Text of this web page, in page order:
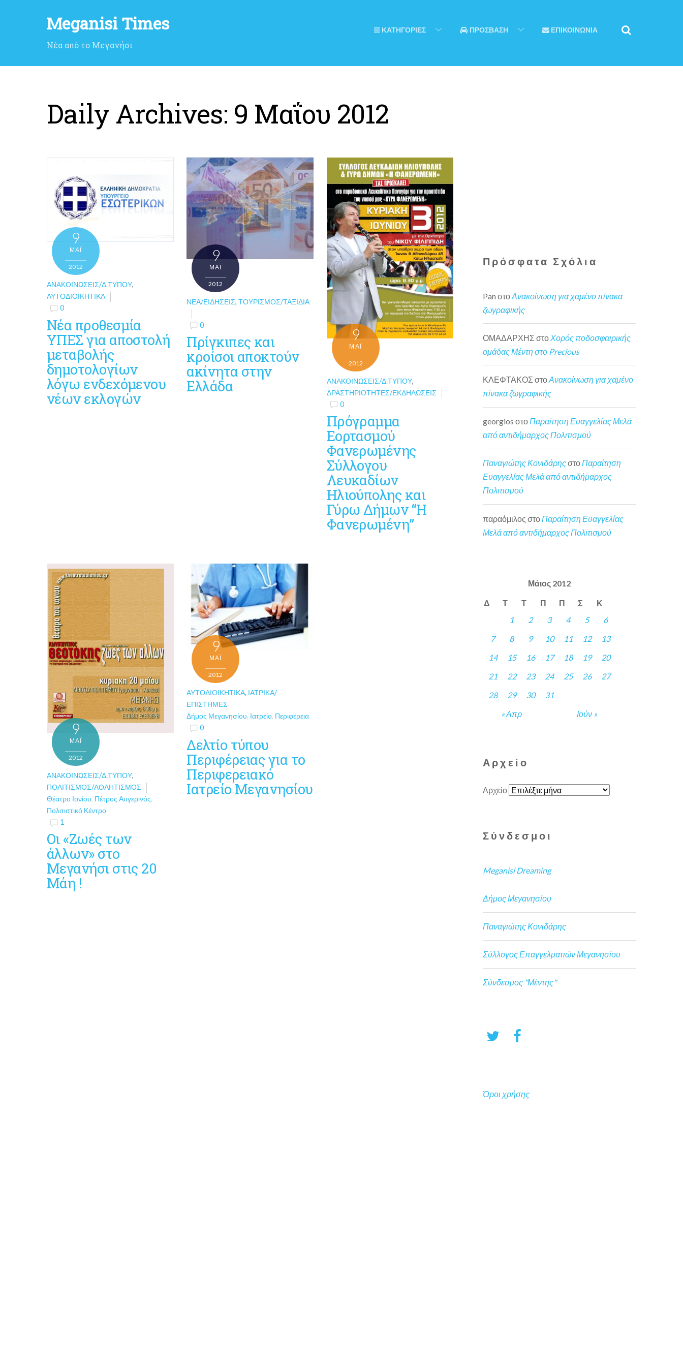
Meganisi Times
Νέα από το Μεγανήσι
ΚΑΤΗΓΟΡΙΕΣ ΠΡΟΣΒΑΣΗ ΕΠΙΚΟΙΝΩΝΙΑ
Daily Archives: 9 Μαΐου 2012
9
ΜΑΪ́
2012
ΑΝΑΚΟΙΝΏΣΕΙΣ/Δ.ΤΎΠΟΥ,
ΑΥΤΟΔΙΟΙΚΗΤΙΚΆ
0
Νέα προθεσμία
ΥΠΕΣ για αποστολή
μεταβολής
δημοτολογίων
λόγω ενδεχόμενου
νέων εκλογών
9
ΜΑΪ́
2012
ΝΈΑ/ΕΙΔΉΣΕΙΣ,ΤΟΥΡΙΣΜΌΣ/ΤΑΞΊΔΙΑ
0
Πρίγκιπες και
κροίσοι αποκτούν
ακίνητα στην
Ελλάδα
9
ΜΑΪ́
2012
ΑΝΑΚΟΙΝΏΣΕΙΣ/Δ.ΤΎΠΟΥ,
ΔΡΑΣΤΗΡΙΌΤΗΤΕΣ/ΕΚΔΗΛΏΣΕΙΣ
0
Πρόγραμμα
Εορτασμού
Φανερωμένης
Σύλλογου
Λευκαδίων
Ηλιούπολης και
Γύρω Δήμων “Η
Φανερωμένη”
9
ΜΑΪ́
2012
ΑΝΑΚΟΙΝΏΣΕΙΣ/Δ.ΤΎΠΟΥ,
ΠΟΛΙΤΙΣΜΌΣ/ΑΘΛΗΤΙΣΜΌΣ
Θέατρο Ιονίου, Πέτρος Αυγερινός,
Πολιτιστικό Κέντρο
1
Οι «Ζωές των
άλλων» στο
Μεγανήσι στις 20
Μάη !
9
ΜΑΪ́
2012
ΑΥΤΟΔΙΟΙΚΗΤΙΚΆ, ΙΑΤΡΙΚΆ/
ΕΠΙΣΤΉΜΕΣ
Δήμος Μεγανησίου, Ιατρείο, Περιφέρεια
0
Δελτίο τύπου
Περιφέρειας για το
Περιφερειακό
Ιατρείο Μεγανησίου
Πρόσφατα Σχόλια
Pan στοΑνακοίνωση για χαμένο πίνακα
ζωγραφικής
ΟΜΑΔΑΡΧΗΣ στο Χορός ποδοσφαιρικής
ομάδας Μέντη στο Precious
ΚΛΕΦΤΑΚΟΣ στοΑνακοίνωση για χαμένο
πίνακα ζωγραφικής
georgios στοΠαραίτηση Ευαγγελίας Μελά
από αντιδήμαρχος Πολιτισμού
Παναγιώτης ΚονιδάρηςστοΠαραίτηση
Ευαγγελίας Μελά από αντιδήμαρχος
Πολιτισμού
παραόμιλος στο Παραίτηση Ευαγγελίας
Μελά από αντιδήμαρχος Πολιτισμού
Μάιος 2012
Δ Τ Τ Π Π Σ Κ
« Απρ Ιούν »
1 2 3 4 5
6
7
8 9 10 11 12
13
14
15 16 17 18 19
20
21
22 23 24 25 26
27
28
29 30 31
Αρχείο
Αρχείο
Σύνδεσμοι
Meganisi Dreaming
Δήμος Μεγανησίου
Παναγιώτης Κονιδάρης
Σύλλογος Επαγγελματιών Μεγανησίου
Σύνδεσμος "Μέντης"
Όροι χρήσης